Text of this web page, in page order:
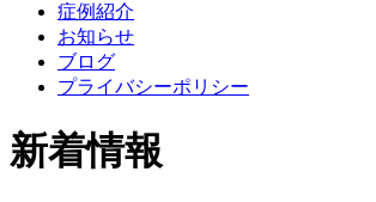
症例紹介
お知らせ
ブログ
プライバシーポリシー
新着情報